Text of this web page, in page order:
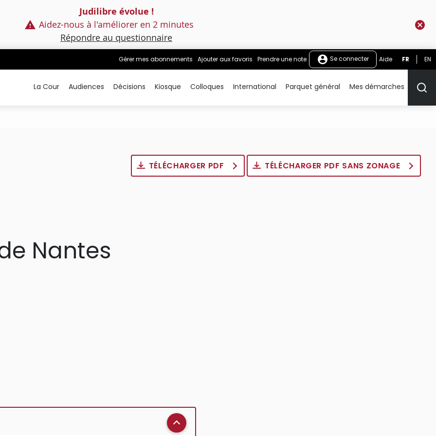
Judilibre évolue !
Aidez-nous à l'améliorer en 2 minutes
Répondre au questionnaire
Gérer mes abonnements Ajouter aux favoris Prendre une note Se connecter Aide FR EN
La Cour Audiences Décisions Kiosque Colloques International Parquet général Mes démarches
TÉLÉCHARGER PDF TÉLÉCHARGER PDF SANS ZONAGE
Nantes